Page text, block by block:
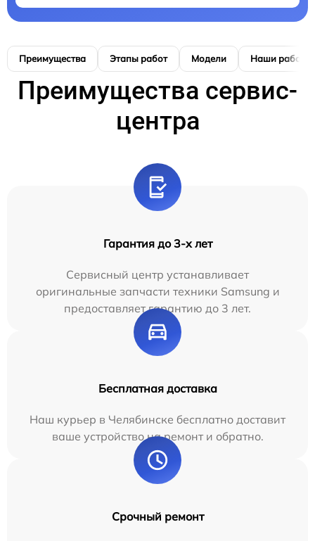
Преимущества Этапы работ Модели Наши работы
Преимущества сервис-
центра
Гарантия до 3-х лет
Сервисный центр устанавливает
оригинальные запчасти техники Samsung и
предоставляет гарантию до 3 лет.
Бесплатная доставка
Наш курьер в Челябинске бесплатно доставит
ваше устройство на ремонт и обратно.
Срочный ремонт